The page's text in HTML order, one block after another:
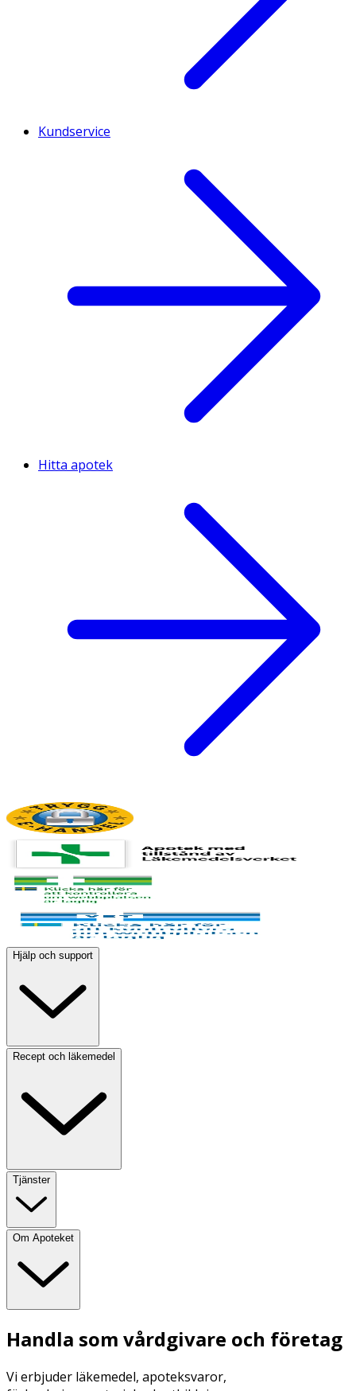
Kundservice
Hitta apotek
Hjälp och support
Recept och läkemedel
Tjänster
Om Apoteket
Handla som vårdgivare och företag
Vi erbjuder läkemedel, apoteksvaror,